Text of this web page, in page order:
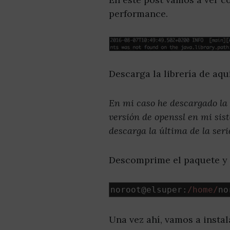
performance.
Descarga la librería de
En mi caso he descargado
versión de openssl en mi
descarga la última de la
Descomprime el paquete
noroot@elsuper : /home/
Una vez ahí, vamos a